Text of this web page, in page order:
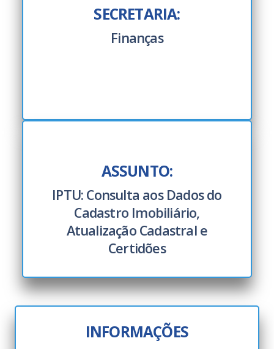
SECRETARIA:
Finanças
ASSUNTO:
IPTU: Consulta aos Dados do
Cadastro Imobiliário,
Atualização Cadastral e
Certidões
INFORMAÇÕES